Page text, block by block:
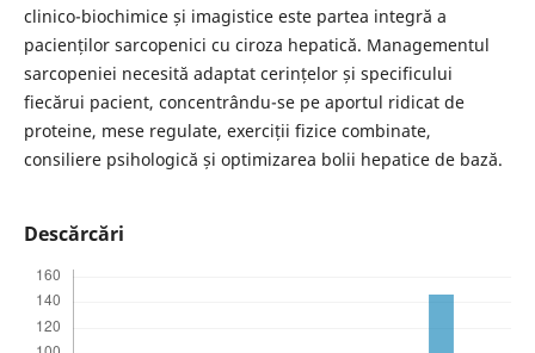
clinico-biochimice și imagistice este partea integră a
pacienților sarcopenici cu ciroza hepatică. Managementul
sarcopeniei necesită adaptat cerințelor și specificului
fiecărui pacient, concentrându-se pe aportul ridicat de
proteine, mese regulate, exerciții fizice combinate,
consiliere psihologică și optimizarea bolii hepatice de bază.
Descărcări